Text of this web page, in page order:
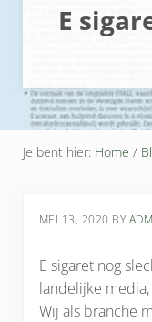
E
Je bent hier: Home /
MEI 13, 2020 BY
E sigaret nog
landelijke
Wij als branche